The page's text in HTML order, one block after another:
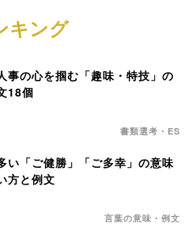
キング
事の心を掴む「趣味・特技」の
18個
書類選考・ES
い「ご健勝」「ご多幸」の意味
方と例文
言葉の意味・例文